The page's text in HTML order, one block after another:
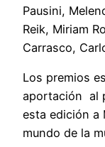
Pausini,
Reik, Miriam
Carrasco,
Los premios
aportación al
esta edición a
mundo de la